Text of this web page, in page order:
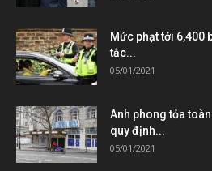
Mức phạt tới 6,400
tắc...
05/01/2021
Anh phong tỏa
quy định...
05/01/2021